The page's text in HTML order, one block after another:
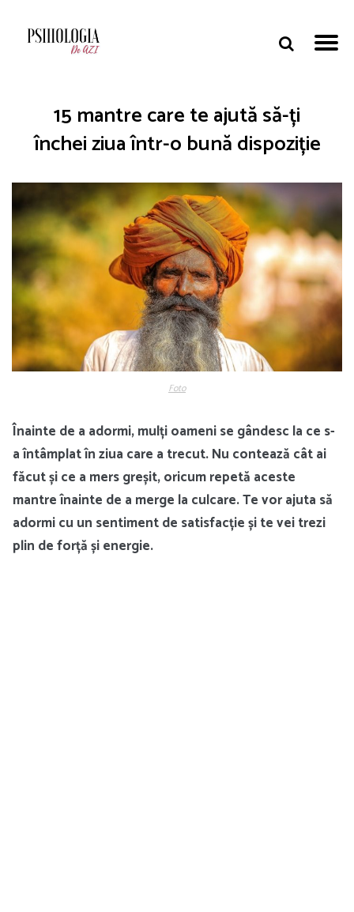
15 mantre care te ajută să-ți
închei ziua într-o bună dispoziție
Foto
Înainte de a adormi, mulți oameni se gândesc la ce s-
a întâmplat în ziua care a trecut. Nu contează cât ai
făcut și ce a mers greșit, oricum repetă aceste
mantre înainte de a merge la culcare. Te vor ajuta să
adormi cu un sentiment de satisfacție și te vei trezi
plin de forță și energie.